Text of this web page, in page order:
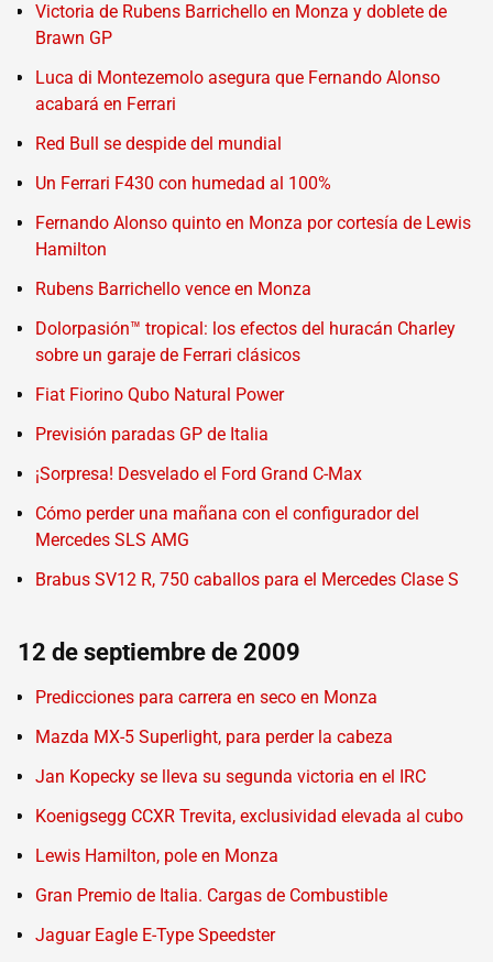
Victoria de Rubens Barrichello en Monza y doblete de
Brawn GP
Luca di Montezemolo asegura que Fernando Alonso
acabará en Ferrari
Red Bull se despide del mundial
Un Ferrari F430 con humedad al 100%
Fernando Alonso quinto en Monza por cortesía de Lewis
Hamilton
Rubens Barrichello vence en Monza
Dolorpasión™ tropical: los efectos del huracán Charley
sobre un garaje de Ferrari clásicos
Fiat Fiorino Qubo Natural Power
Previsión paradas GP de Italia
¡Sorpresa! Desvelado el Ford Grand C-Max
Cómo perder una mañana con el configurador del
Mercedes SLS AMG
Brabus SV12 R, 750 caballos para el Mercedes Clase S
12 de septiembre de 2009
Predicciones para carrera en seco en Monza
Mazda MX-5 Superlight, para perder la cabeza
Jan Kopecky se lleva su segunda victoria en el IRC
Koenigsegg CCXR Trevita, exclusividad elevada al cubo
Lewis Hamilton, pole en Monza
Gran Premio de Italia. Cargas de Combustible
Jaguar Eagle E-Type Speedster